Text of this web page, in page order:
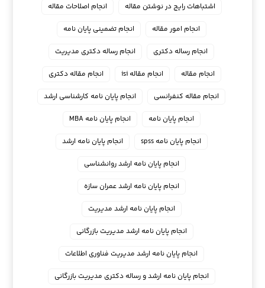
اشتباهات رایج در نوشتن مقاله
انجام اصلاحات مقاله
انجام امور مقاله
انجام تضمینی پایان نامه
انجام رساله دکتری
انجام رساله دکتری مدیریت
انجام مقاله
انجام مقاله isi
انجام مقاله دکتری
انجام مقاله کنفرانسی
انجام پايان نامه كارشناسي ارشد
انجام پایان نامه
انجام پایان نامه MBA
انجام پایان نامه spss
انجام پایان نامه ارشد
انجام پایان نامه ارشد روانشناسی
انجام پایان نامه ارشد عمران سازه
انجام پایان نامه ارشد مدیریت
انجام پایان نامه ارشد مدیریت بازرگانی
انجام پایان نامه ارشد مدیریت فناوری اطلاعات
انجام پایان نامه ارشد و رساله دکتری مدیریت بازرگانی